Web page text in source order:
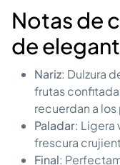
Notas de
de
Nariz: Dulzura
frutas
recuerdan a
Paladar: Ligera
frescura
Final: